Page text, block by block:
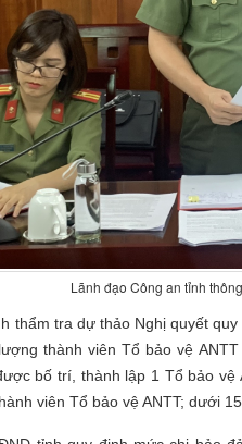
Lãnh đạo Công an tỉnh
thẩm tra dự thảo Nghị quyết
thành viên Tổ bảo vệ
bố trí, thành lập 1 Tổ bảo
viên Tổ bảo vệ ANTT; dưới